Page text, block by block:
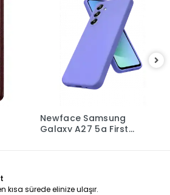
Newface Samsung
Galaxy A27 5g First
kısa sürede elinize ulaşır.